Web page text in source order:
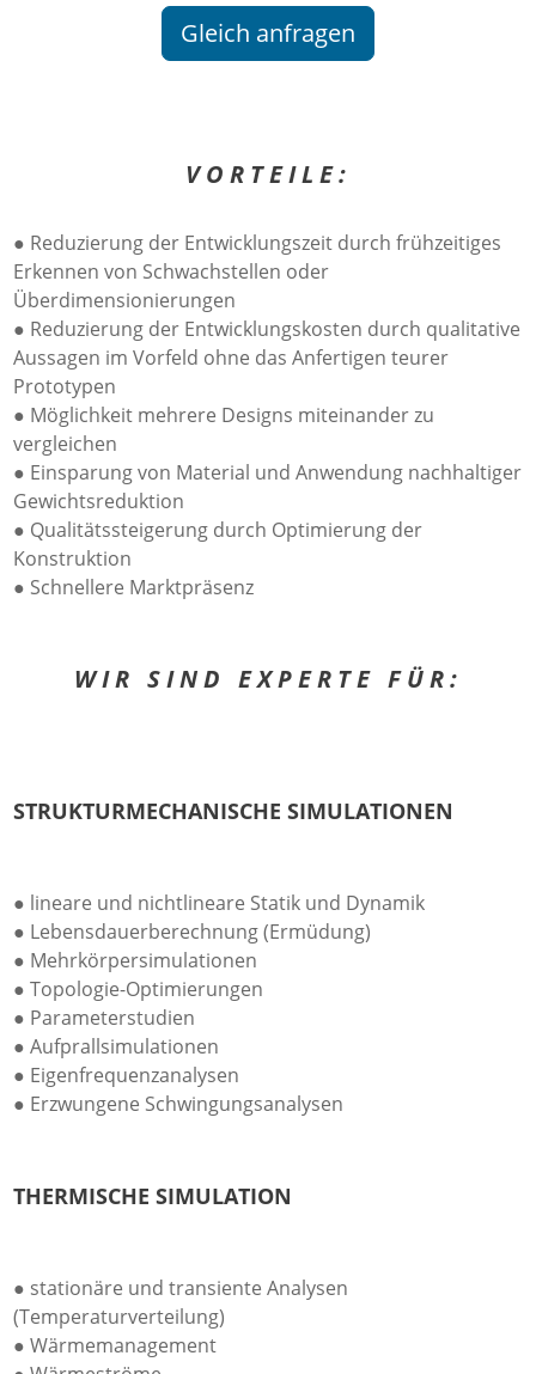
Gleich anfragen
VORTEILE:
● Reduzierung der Entwicklungszeit durch frühzeitiges
Erkennen von Schwachstellen oder
Überdimensionierungen
● Reduzierung der Entwicklungskosten durch qualitative
Aussagen im Vorfeld ohne das Anfertigen teurer
Prototypen
● Möglichkeit mehrere Designs miteinander zu
vergleichen
● Einsparung von Material und Anwendung nachhaltiger
Gewichtsreduktion
● Qualitätssteigerung durch Optimierung der
Konstruktion
● Schnellere Marktpräsenz
WIR SIND EXPERTE FÜR:
STRUKTURMECHANISCHE SIMULATIONEN
● lineare und nichtlineare Statik und Dynamik
● Lebensdauerberechnung (Ermüdung)
● Mehrkörpersimulationen
● Topologie-Optimierungen
● Parameterstudien
● Aufprallsimulationen
● Eigenfrequenzanalysen
● Erzwungene Schwingungsanalysen
THERMISCHE SIMULATION
● stationäre und transiente Analysen
(Temperaturverteilung)
● Wärmemanagement